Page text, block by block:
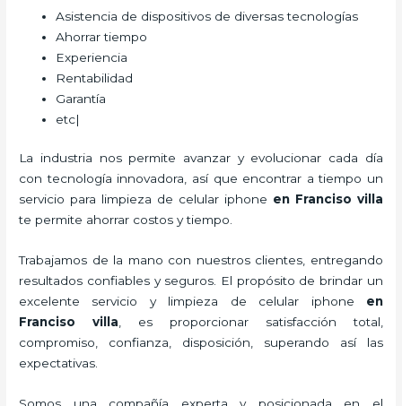
Asistencia de dispositivos de diversas tecnologías
Ahorrar tiempo
Experiencia
Rentabilidad
Garantía
etc|
La industria nos permite avanzar y evolucionar cada día
con tecnología innovadora, así que encontrar a tiempo un
servicio para limpieza de celular iphone en Franciso villa
te permite ahorrar costos y tiempo.
Trabajamos de la mano con nuestros clientes, entregando
resultados confiables y seguros. El propósito de brindar un
excelente servicio y limpieza de celular iphone en
Franciso villa , es proporcionar satisfacción total,
compromiso, confianza, disposición, superando así las
expectativas.